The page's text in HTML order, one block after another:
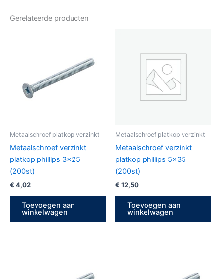
Gerelateerde producten
Metaalschroef platkop verzinkt
Metaalschroef verzinkt
platkop phillips 3×25
(200st)
€ 4,02
Toevoegen aan
winkelwagen
Metaalschroef platkop verzinkt
Metaalschroef verzinkt
platkop phillips 5×35
(200st)
€ 12,50
Toevoegen aan
winkelwagen